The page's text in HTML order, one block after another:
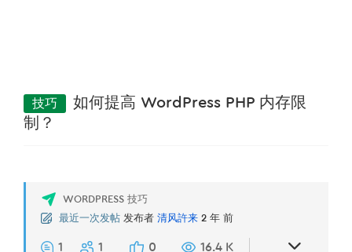
技巧
如何提高 WordPress PHP 内存限
制？
WORDPRESS 技巧
最近一次发帖 发布者 清风許来 2 年 前
1 1 0 16.4 K